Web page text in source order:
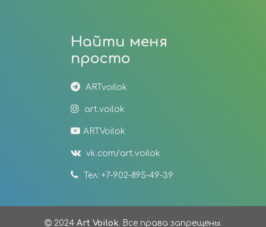
Найти меня
просто
ARTvoilok
art.voilok
ARTVoilok
vk.com/art.voilok
Тел: +7-902-895-49-39
2024 Art Voilok. Все права запрещены.